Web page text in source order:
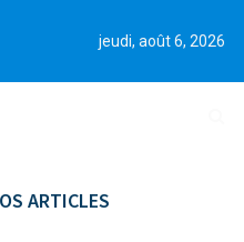
jeudi, août 6, 2026
ARTICLES